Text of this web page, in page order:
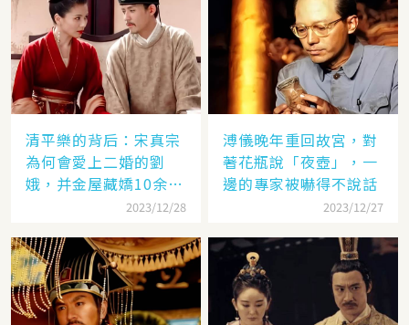
清平樂的背后：宋真宗
為何會愛上二婚的劉
娥，并金屋藏嬌10余
2023/12/28
溥儀晚年重回故宮，對
著花瓶說「夜壺」，一
邊的專家被嚇得不說話
2023/12/27